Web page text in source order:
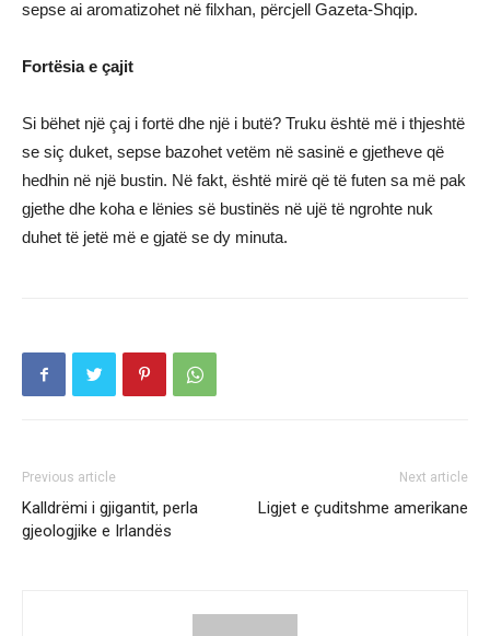
sepse ai aromatizohet në filxhan, përcjell Gazeta-Shqip.
Fortësia e çajit
Si bëhet një çaj i fortë dhe një i butë? Truku është më i thjeshtë
se siç duket, sepse bazohet vetëm në sasinë e gjetheve që
hedhin në një bustin. Në fakt, është mirë që të futen sa më pak
gjethe dhe koha e lënies së bustinës në ujë të ngrohte nuk
duhet të jetë më e gjatë se dy minuta.
Previous article
Kalldrëmi i gjigantit, perla
gjeologjike e Irlandës
Next article
Ligjet e çuditshme amerikane